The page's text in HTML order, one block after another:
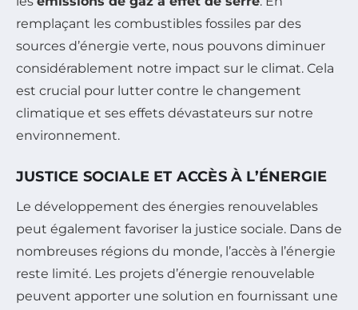
remplaçant les combustibles fossiles par des
sources d’énergie verte, nous pouvons diminuer
considérablement notre impact sur le climat. Cela
est crucial pour lutter contre le changement
climatique et ses effets dévastateurs sur notre
environnement.
JUSTICE SOCIALE ET ACCÈS À L’ÉNERGIE
Le développement des énergies renouvelables
peut également favoriser la justice sociale. Dans de
nombreuses régions du monde, l’accès à l’énergie
reste limité. Les projets d’énergie renouvelable
peuvent apporter une solution en fournissant une